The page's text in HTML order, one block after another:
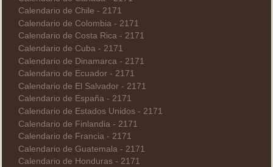
Calendario de Chile - 2171
Calendario de Colombia - 2171
Calendario de Costa Rica - 2171
Calendario de Cuba - 2171
Calendario de Dinamarca - 2171
Calendario de Ecuador - 2171
Calendario de El Salvador - 2171
Calendario de España - 2171
Calendario de Estados Unidos - 2171
Calendario de Finlandia - 2171
Calendario de Francia - 2171
Calendario de Guatemala - 2171
Calendario de Honduras - 2171